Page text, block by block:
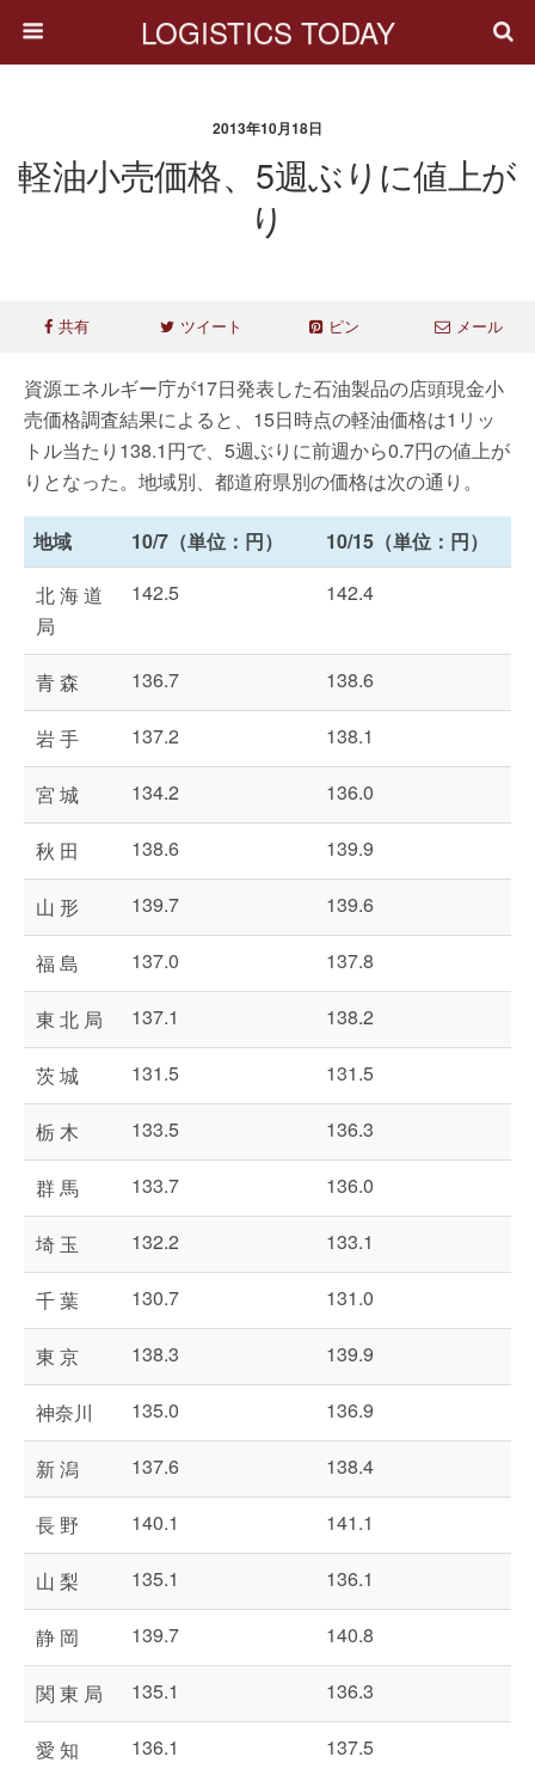
LOGISTICS TODAY
2013年10月18日
軽油小売価格、5週ぶりに値上が
り
共有 ツイート ピン メール
資源エネルギー庁が17日発表した石油製品の店頭現金小
売価格調査結果によると、15日時点の軽油価格は1リッ
トル当たり138.1円で、5週ぶりに前週から0.7円の値上が
りとなった。地域別、都道府県別の価格は次の通り。
地域 10/7（単位：円）
10/15（単位：円）
北 海 道
局
142.5 142.4
青 森 136.7 138.6
岩 手 137.2 138.1
宮 城 134.2 136.0
秋 田 138.6 139.9
山 形 139.7 139.6
福 島 137.0 137.8
東 北 局 137.1 138.2
茨 城 131.5 131.5
栃 木 133.5 136.3
群 馬 133.7 136.0
埼 玉 132.2 133.1
千 葉 130.7 131.0
東 京 138.3 139.9
神奈川 135.0 136.9
新 潟 137.6 138.4
長 野 140.1 141.1
山 梨 135.1 136.1
静 岡 139.7 140.8
関 東 局 135.1 136.3
愛 知 136.1 137.5